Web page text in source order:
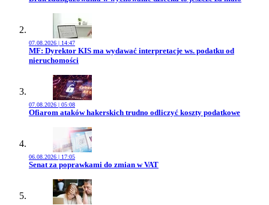
07.08.2026 | 14:47
Przejdź do artykułu:
MF: Dyrektor KIS ma wydawać interpretacje ws. podatku od
nieruchomości
07.08.2026 | 05:08
Przejdź do artykułu:
Ofiarom ataków hakerskich trudno odliczyć koszty podatkowe
06.08.2026 | 17:05
Przejdź do artykułu:
Senat za poprawkami do zmian w VAT